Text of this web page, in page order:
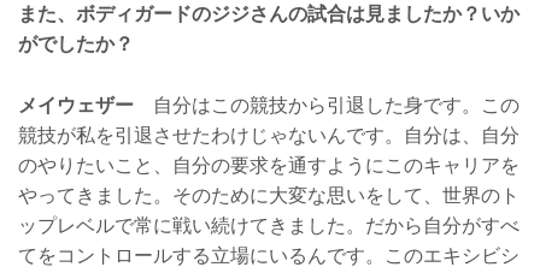
また、ボディガードのジジさんの試合は見ましたか？いか
がでしたか？
メイウェザー 自分はこの競技から引退した身です。この
競技が私を引退させたわけじゃないんです。自分は、自分
のやりたいこと、自分の要求を通すようにこのキャリアを
やってきました。そのために大変な思いをして、世界のト
ップレベルで常に戦い続けてきました。だから自分がすべ
てをコントロールする立場にいるんです。このエキシビシ